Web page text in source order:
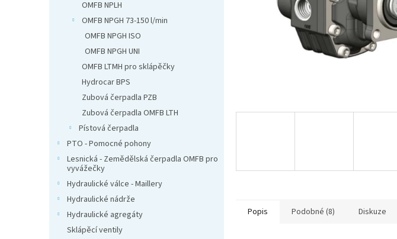
OMFB NPLH
OMFB NPGH 73-150 l/min
OMFB NPGH ISO
OMFB NPGH UNI
OMFB LTMH pro sklápěčky
Hydrocar BPS
Zubová čerpadla PZB
Zubová čerpadla OMFB LTH
Pístová čerpadla
PTO - Pomocné pohony
Lesnická - Zemědělská čerpadla OMFB pro
vyvážečky
Hydraulické válce - Maillery
Hydraulické nádrže
Hydraulické agregáty
Sklápěcí ventily
Popis Podobné (8) Diskuze